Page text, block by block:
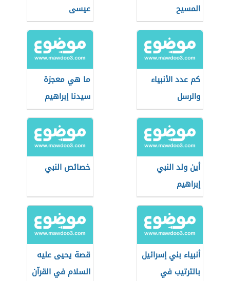
المسيح
عيسى
كم عدد الأنبياء
والرسل
ما هي معجزة
سيدنا إبراهيم
أين ولد النبي
إبراهيم
خصائص النبي
أنبياء بني إسرائيل
بالترتيب في
قصة يحيى عليه
السلام في القرآن